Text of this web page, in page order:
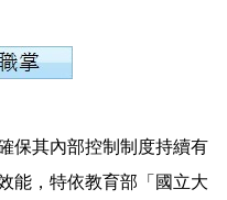
保其內部控制制度持續有
能，特依教育部「國立大